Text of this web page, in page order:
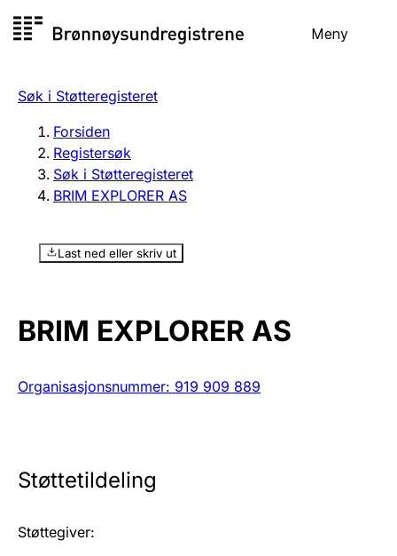
til
Meny
Registersøk
Aksjeselskap
Enkeltpersonforetak
Registrere, endre, slette
Søk i Støtteregisteret
Forsiden
Registersøk
Søk i Støtteregisteret
BRIM EXPLORER AS
Last ned eller skriv ut
BRIM EXPLORER AS
Organisasjonsnummer: 919 909 889
Støttetildeling
Støttegiver: